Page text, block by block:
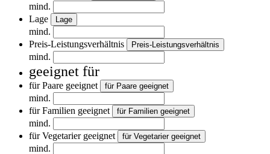
mind.
Lage
Lage
mind.
Preis-Leistungsverhältnis
Preis-Leistungsverhältnis
mind.
geeignet für
für Paare geeignet für Paare geeignet
mind.
für Familien geeignet
für Familien geeignet
mind.
für Vegetarier geeignet
für Vegetarier geeignet
mind.